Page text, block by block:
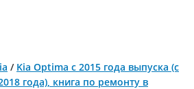
/ Kia Optima с 2015 года выпуска (с
года), книга по ремонту в